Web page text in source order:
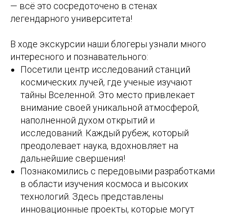
— всё это сосредоточено в стенах
легендарного университета!
В ходе экскурсии наши блогеры узнали много
интересного и познавательного:
Посетили центр исследований станций
космических лучей, где ученые изучают
тайны Вселенной. Это место привлекает
внимание своей уникальной атмосферой,
наполненной духом открытий и
исследований. Каждый рубеж, который
преодолевает наука, вдохновляет на
дальнейшие свершения!
Познакомились с передовыми разработками
в области изучения космоса и высоких
технологий. Здесь представлены
инновационные проекты, которые могут